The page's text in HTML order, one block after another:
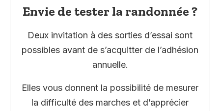
Envie de tester la randonnée ?
Deux invitation à des sorties d’essai sont
possibles avant de s’acquitter de l’adhésion
annuelle.
Elles vous donnent la possibilité de mesurer
la difficulté des marches et d’apprécier